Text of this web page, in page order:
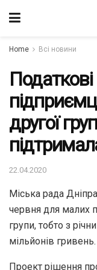
Home Всі новини
другої
22.04.2020
Міська рада
червня для малих
групи, тобто з
мільйонів гривень.
Проект рішення